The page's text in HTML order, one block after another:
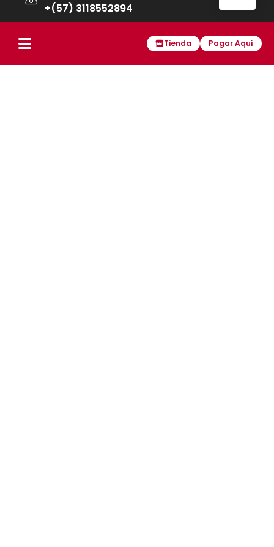
Tienda Pagar Aquí
+(57) 3118552894
servicio.cliente@cuperz.com